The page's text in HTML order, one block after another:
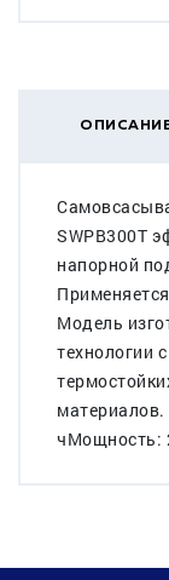
SWPB300T
напорной
Модель
технологии
чМощность: